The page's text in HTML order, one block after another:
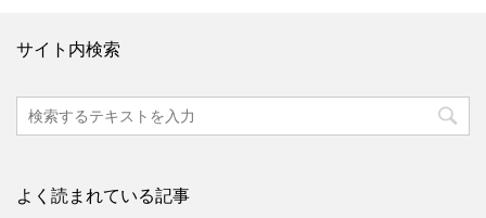
サイト内検索
よく読まれている記事